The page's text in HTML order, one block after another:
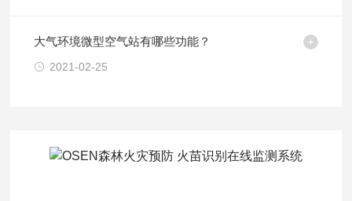
大气环境微型空气站有哪些功能？
2021-02-25